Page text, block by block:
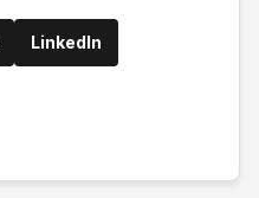
LinkedIn